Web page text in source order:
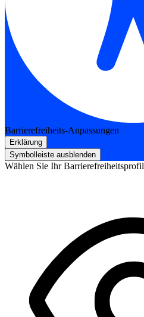
Barrierefreiheits-Anpassungen
Erklärung
Symbolleiste ausblenden
Wählen Sie Ihr Barrierefreiheitsprofil